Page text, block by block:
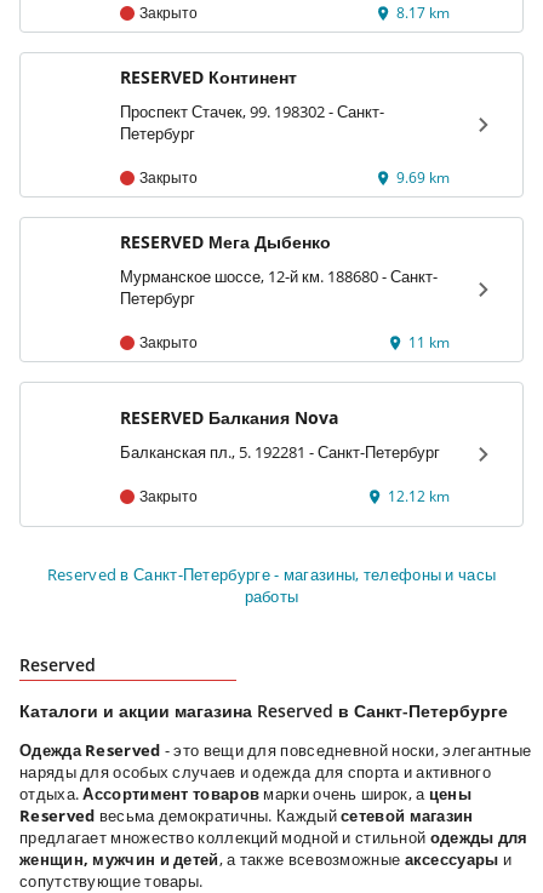
Закрыто 8.17 km
RESERVED Континент
Проспект Стачек, 99. 198302 - Санкт-
Петербург
Закрыто 9.69 km
RESERVED Мега Дыбенко
Мурманское шоссе, 12-й км. 188680 - Санкт-
Петербург
Закрыто 11 km
RESERVED Балкания Nova
Балканская пл., 5. 192281 - Санкт-Петербург
Закрыто 12.12 km
Reserved в Санкт-Петербурге - магазины, телефоны и часы
работы
Reserved
Каталоги и акции магазина Reserved в Санкт-Петербурге
Одежда Reserved - это вещи для повседневной носки, элегантные
наряды для особых случаев и одежда для спорта и активного
отдыха.Ассортимент товаров марки очень широк, а цены
Reserved весьма демократичны. Каждыйсетевой магазин
предлагает множество коллекций модной и стильной одежды для
женщин, мужчин и детей, а также всевозможные аксессуары и
сопутствующие товары.